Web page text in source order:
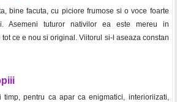
bine facuta, cu piciore frumose si o voce foarte
Asemeni tuturor nativilor ea este mereu in
ce e nou si original. Viitorul si-l aseaza constan
pentru ca apar ca enigmatici, interioriizati,